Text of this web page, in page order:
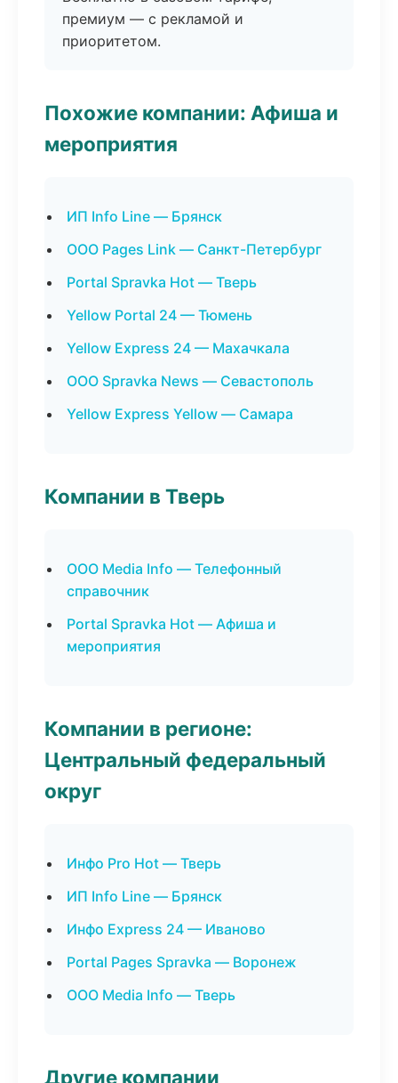
премиум — с рекламой и
приоритетом.
Похожие компании: Афиша и
мероприятия
ИП Info Line — Брянск
ООО Pages Link — Санкт-Петербург
Portal Spravka Hot — Тверь
Yellow Portal 24 — Тюмень
Yellow Express 24 — Махачкала
ООО Spravka News — Севастополь
Yellow Express Yellow — Самара
Компании в Тверь
ООО Media Info — Телефонный
справочник
Portal Spravka Hot — Афиша и
мероприятия
Компании в регионе:
Центральный федеральный
округ
Инфо Pro Hot — Тверь
ИП Info Line — Брянск
Инфо Express 24 — Иваново
Portal Pages Spravka — Воронеж
ООО Media Info — Тверь
Другие компании